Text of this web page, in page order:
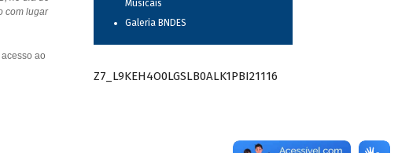
com lugar
ao
Musicais
Galeria BNDES
Z7_L9KEH4O0LGSLB0ALK1PBI21116